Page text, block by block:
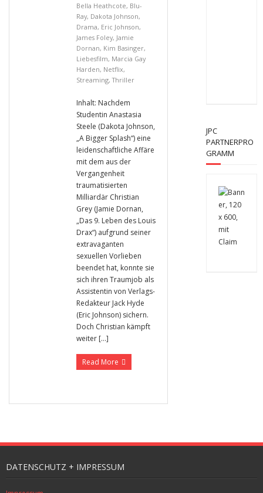
Bella Heathcote, Blu-
Ray, Dakota Johnson,
Drama, Eric Johnson,
James Foley, Jamie
Dornan, Kim Basinger,
Liebesfilm, Marcia Gay
Harden, Netflix,
Streaming,Thriller
Inhalt: Nachdem
Studentin Anastasia
Steele (Dakota Johnson,
„A Bigger Splash“) eine
leidenschaftliche Affäre
mit dem aus der
Vergangenheit
traumatisierten
Milliardär Christian
Grey (Jamie Dornan,
„Das 9. Leben des Louis
Drax“) aufgrund seiner
extravaganten
sexuellen Vorlieben
beendet hat, konnte sie
sich ihren Traumjob als
Assistentin von Verlags-
Redakteur Jack Hyde
(Eric Johnson) sichern.
Doch Christian kämpft
weiter […]
Read More
JPC
PARTNERPRO
GRAMM
DATENSCHUTZ + IMPRESSUM